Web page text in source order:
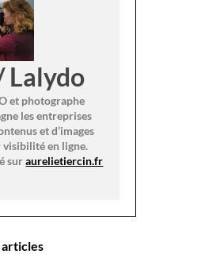
Lalydo
et photographe
les entreprises
et d’images
en ligne.
suraurelietiercin.fr